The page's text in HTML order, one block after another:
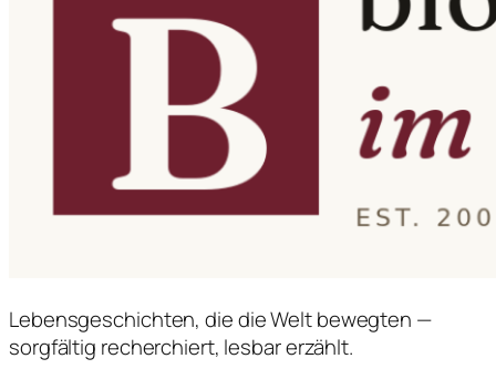
Lebensgeschichten, die die Welt bewegten —
sorgfältig recherchiert, lesbar erzählt.